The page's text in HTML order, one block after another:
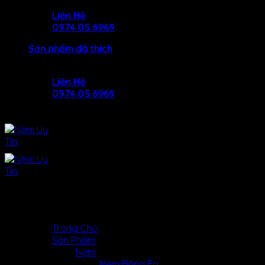
Liên Hệ
0974 05 6969
Sản phẩm đã thích
Liên Hệ
0974 05 6969
Trang Chủ
Sản Phẩm
Nệm